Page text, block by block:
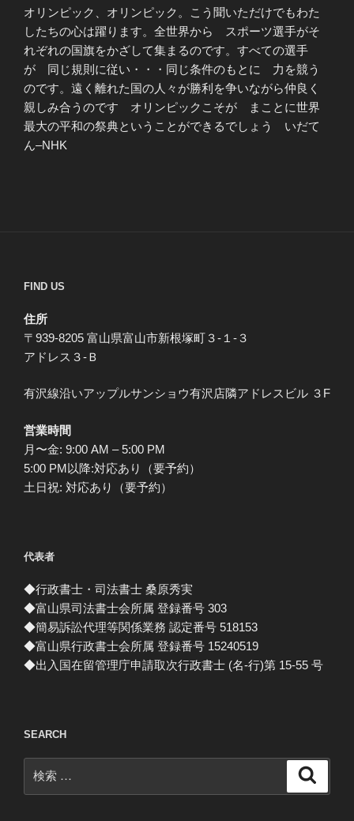
オリンピック、オリンピック。こう聞いただけでもわた
したちの心は躍ります。全世界から スポーツ選手がそ
れぞれの国旗をかざして集まるのです。すべての選手
が 同じ規則に従い・・・同じ条件のもとに 力を競う
のです。遠く離れた国の人々が勝利を争いながら仲良く
親しみ合うのです オリンピックこそが まことに世界
最大の平和の祭典ということができるでしょう いだて
ん–NHK
FIND US
住所
〒939-8205 富山県富山市新根塚町３-１-３
アドレス３-Ｂ
有沢線沿いアップルサンショウ有沢店隣アドレスビル ３F
営業時間
月〜金: 9:00 AM – 5:00 PM
5:00 PM以降:対応あり（要予約）
土日祝: 対応あり（要予約）
代表者
◆行政書士・司法書士 桑原秀実
◆富山県司法書士会所属 登録番号 303
◆簡易訴訟代理等関係業務 認定番号 518153
◆富山県行政書士会所属 登録番号 15240519
◆出入国在留管理庁申請取次行政書士 (名-行)第 15-55 号
SEARCH
索: